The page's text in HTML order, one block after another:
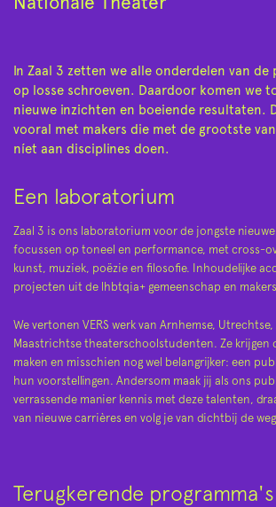
In Zaal 3 zetten we alle onderdelen van
op losse schroeven. Daardoor komen we
nieuwe inzichten en boeiende resultaten.
vooral met makers die met de grootste
níet aan disciplines doen.
Een laboratorium
Zaal 3 is ons laboratorium voor de jongste nieuwe
focussen op toneel en performance, met cross-
kunst, muziek, poëzie en filosofie. Inhoudelijke
projecten uit de lhbtqia+ gemeenschap en
We vertonen VERS werk van Arnhemse,
Maastrichtse theaterschoolstudenten. Ze krijgen
maken en misschien nog wel belangrijker: een
hun voorstellingen. Andersom maak jij als ons
verrassende manier kennis met deze talenten,
van nieuwe carrières en volg je van dichtbij de
Terugkerende